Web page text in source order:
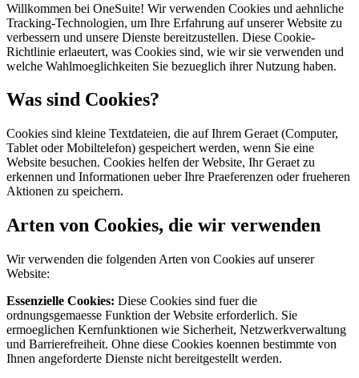
Willkommen bei OneSuite! Wir verwenden Cookies und aehnliche
Tracking-Technologien, um Ihre Erfahrung auf unserer Website zu
verbessern und unsere Dienste bereitzustellen. Diese Cookie-
Richtlinie erlaeutert, was Cookies sind, wie wir sie verwenden und
welche Wahlmoeglichkeiten Sie bezueglich ihrer Nutzung haben.
Was sind Cookies?
Cookies sind kleine Textdateien, die auf Ihrem Geraet (Computer,
Tablet oder Mobiltelefon) gespeichert werden, wenn Sie eine
Website besuchen. Cookies helfen der Website, Ihr Geraet zu
erkennen und Informationen ueber Ihre Praeferenzen oder frueheren
Aktionen zu speichern.
Arten von Cookies, die wir verwenden
Wir verwenden die folgenden Arten von Cookies auf unserer
Website:
Essenzielle Cookies: Diese Cookies sind fuer die
ordnungsgemaesse Funktion der Website erforderlich. Sie
ermoeglichen Kernfunktionen wie Sicherheit, Netzwerkverwaltung
und Barrierefreiheit. Ohne diese Cookies koennen bestimmte von
Ihnen angeforderte Dienste nicht bereitgestellt werden.